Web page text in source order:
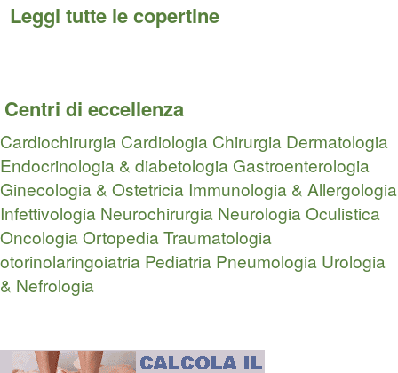
Leggi tutte le copertine
Centri di eccellenza
Cardiochirurgia Cardiologia Chirurgia Dermatologia
Endocrinologia & diabetologia Gastroenterologia
Ginecologia & Ostetricia Immunologia & Allergologia
Infettivologia Neurochirurgia NeurologiaOculistica
OncologiaOrtopedia Traumatologia
otorinolaringoiatria Pediatria Pneumologia Urologia
& Nefrologia